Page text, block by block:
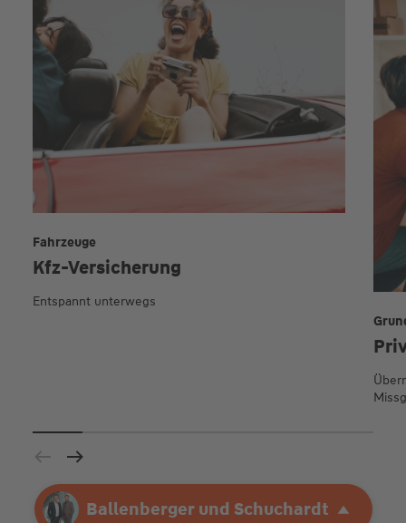
Ihre AgenturBallenberger und Schuchardt
Ballenberger und Schuchardt
Kfz-Versicherung
Fahrzeuge
Entspannt unterwegs